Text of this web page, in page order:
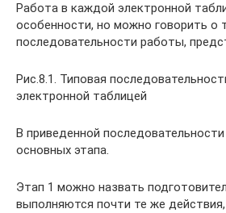
Работа в каждой электронной
особенности, но можно говорить о
последовательности работы,
Рис.8.1. Типовая
электронной таблицей
В приведенной
основных этапа.
Этап 1 можно назвать
выполняются почти те же